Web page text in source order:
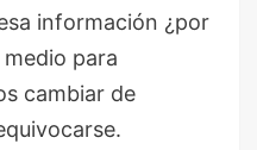
información ¿por
para
cambiar de